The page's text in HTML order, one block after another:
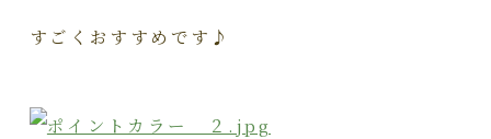
すごくおすすめです♪